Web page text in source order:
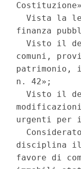
Vista la
finanza
Visto il
comuni,
patrimonio,
n. 42»;
Visto il
urgenti per
disciplina il
favore di